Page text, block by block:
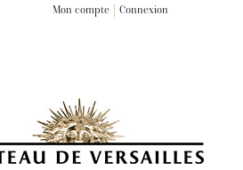
Mon compte Connexion